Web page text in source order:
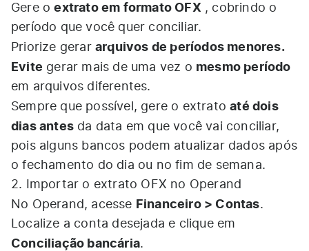
Gere oextrato em formato OFX , cobrindo o
período que você quer conciliar.
Priorize gerar arquivos de períodos menores.
Evite gerar mais de uma vez o mesmo período
em arquivos diferentes.
Sempre que possível, gere o extratoaté dois
dias antes da data em que você vai conciliar,
pois alguns bancos podem atualizar dados após
o fechamento do dia ou no fim de semana.
2. Importar o extrato OFX no Operand
No Operand, acesse Financeiro > Contas.
Localize a conta desejada e clique em
Conciliação bancária.